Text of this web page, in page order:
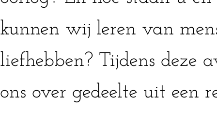
kunnen wij leren van
liefhebben? Tijdens deze
ons over gedeelte uit een